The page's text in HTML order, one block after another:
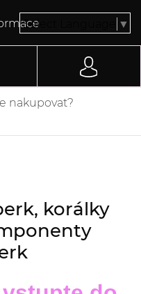
Select Language ▼
nakupovat?
korálky